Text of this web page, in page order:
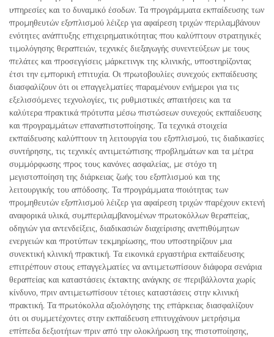
υπηρεσίες και το δυναμικό έσοδων. Τα προγράμματα εκπαίδευσης των
προμηθευτών εξοπλισμού λέιζερ για αφαίρεση τριχών περιλαμβάνουν
ενότητες ανάπτυξης επιχειρηματικότητας που καλύπτουν στρατηγικές
τιμολόγησης θεραπειών, τεχνικές διεξαγωγής συνεντεύξεων με τους
πελάτες και προσεγγίσεις μάρκετινγκ της κλινικής, υποστηρίζοντας
έτσι την εμπορική επιτυχία. Οι πρωτοβουλίες συνεχούς εκπαίδευσης
διασφαλίζουν ότι οι επαγγελματίες παραμένουν ενήμεροι για τις
εξελισσόμενες τεχνολογίες, τις ρυθμιστικές απαιτήσεις και τα
καλύτερα πρακτικά πρότυπα μέσω πιστώσεων συνεχούς εκπαίδευσης
και προγραμμάτων επαναπιστοποίησης. Τα τεχνικά στοιχεία
εκπαίδευσης καλύπτουν τη λειτουργία του εξοπλισμού, τις διαδικασίες
συντήρησης, τις τεχνικές αντιμετώπισης προβλημάτων και τα μέτρα
συμμόρφωσης προς τους κανόνες ασφαλείας, με στόχο τη
μεγιστοποίηση της διάρκειας ζωής του εξοπλισμού και της
λειτουργικής του απόδοσης. Τα προγράμματα ποιότητας των
προμηθευτών εξοπλισμού λέιζερ για αφαίρεση τριχών παρέχουν εκτενή
αναφορικά υλικά, συμπεριλαμβανομένων πρωτοκόλλων θεραπείας,
οδηγιών για αντενδείξεις, διαδικασιών διαχείρισης ανεπιθύμητων
ενεργειών και προτύπων τεκμηρίωσης, που υποστηρίζουν μια
συνεκτική κλινική πρακτική. Τα εικονικά εργαστήρια εκπαίδευσης
επιτρέπουν στους επαγγελματίες να αντιμετωπίσουν διάφορα σενάρια
θεραπείας και καταστάσεις έκτακτης ανάγκης σε περιβάλλοντα χωρίς
κίνδυνο, πριν αντιμετωπίσουν τέτοιες καταστάσεις στην κλινική
πρακτική. Τα πρωτόκολλα αξιολόγησης της επάρκειας διασφαλίζουν
ότι οι συμμετέχοντες στην εκπαίδευση επιτυγχάνουν μετρήσιμα
επίπεδα δεξιοτήτων πριν από την ολοκλήρωση της πιστοποίησης,